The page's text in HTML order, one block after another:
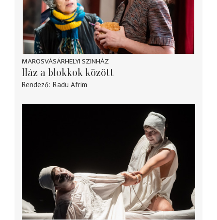
MAROSVÁSÁRHELYI SZINHÁZ
Ház a blokkok között
Rendező Radu Afrim